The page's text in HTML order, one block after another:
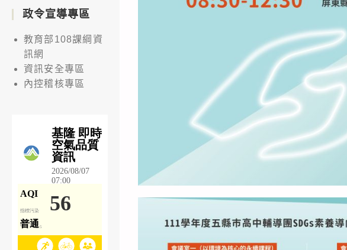
政令宣導專區
教育部108課綱資
訊網
資訊安全專區
內控稽核專區